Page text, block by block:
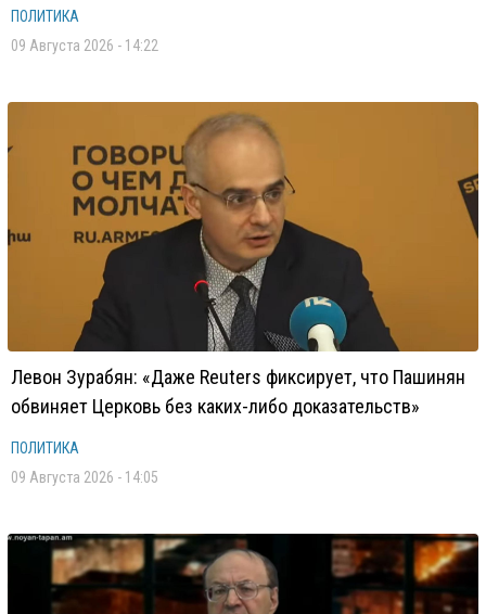
ПОЛИТИКА
09 Августа 2026 - 14:22
Левон Зурабян: «Даже Reuters фиксирует, что Пашинян
обвиняет Церковь без каких-либо доказательств»
ПОЛИТИКА
09 Августа 2026 - 14:05